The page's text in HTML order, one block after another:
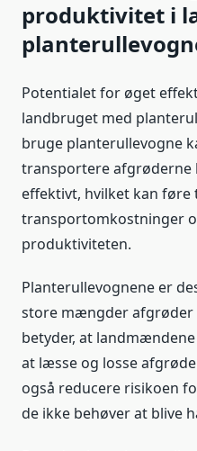
produktivitet i
Potentialet for øget
landbruget med
bruge planterullevogne
transportere afgrøderne
effektivt, hvilket kan
transportomkostninger
produktiviteten.
Planterullevognene er
store mængder afgrøder
betyder, at
at læsse og losse
også reducere risikoen
de ikke behøver at blive